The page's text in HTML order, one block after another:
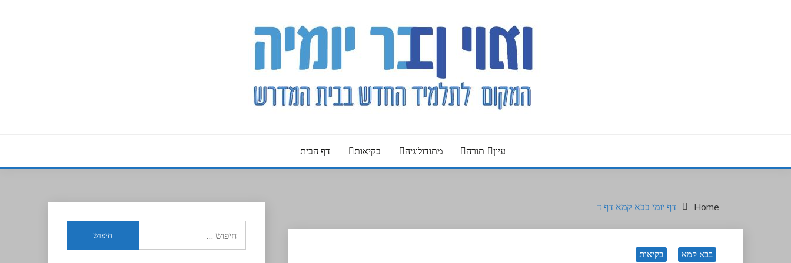
עיון תורה מתודולוגיה בקיאות דף הבית
Home דף יומי בבא קמא דף ד
בבא קמא בקיאות